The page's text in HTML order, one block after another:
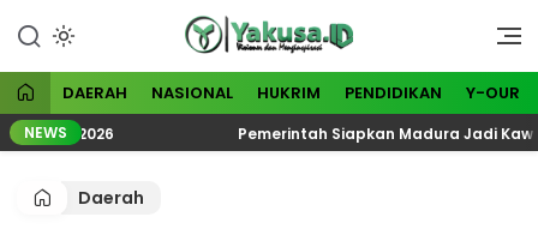
konten
Yakusa
Visioner dan Menginspirasi
DAERAH NASIONAL HUKRIM PENDIDIKAN Y-OUR
NEWS
2026 Pemerintah Siapkan Madura Jadi
Daerah